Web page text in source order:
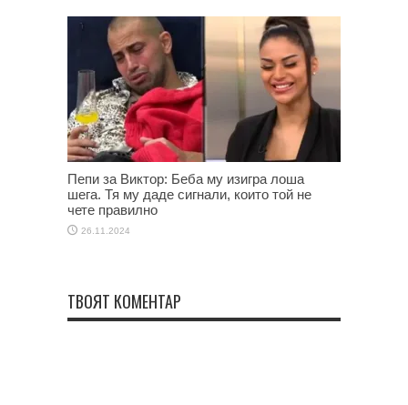
Пепи за Виктор: Беба му изигра лоша
шега. Тя му даде сигнали, които той не
чете правилно
26.11.2024
ТВОЯТ КОМЕНТАР